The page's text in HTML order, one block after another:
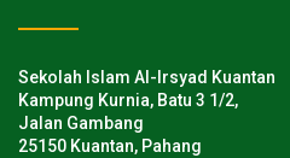
Sekolah Islam Al-Irsyad Kuantan
Kampung Kurnia, Batu 3 1/2,
Jalan Gambang
25150 Kuantan, Pahang